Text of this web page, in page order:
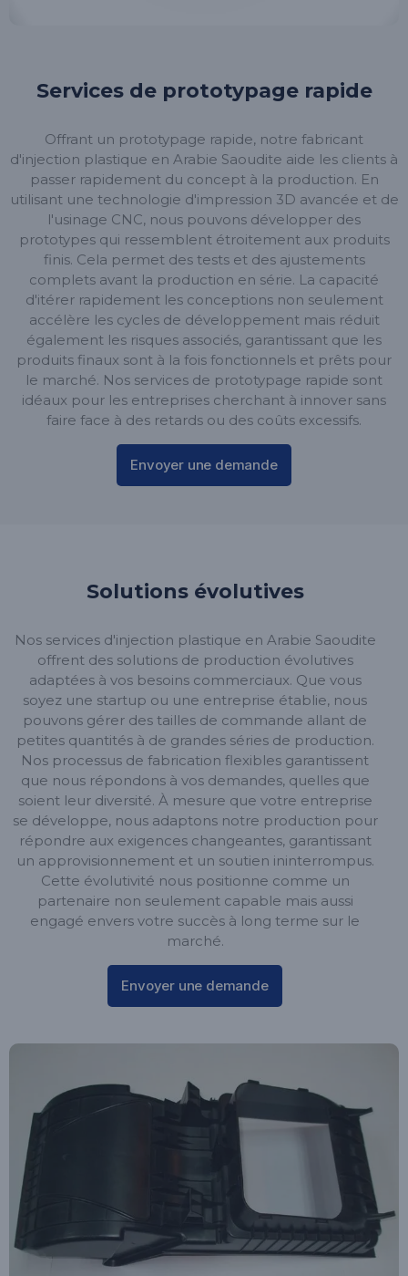
Services de prototypage rapide
Offrant un prototypage rapide, notre fabricant
d'injection plastique en Arabie Saoudite aide les clients à
passer rapidement du concept à la production. En
utilisant une technologie d'impression 3D avancée et de
l'usinage CNC, nous pouvons développer des
prototypes qui ressemblent étroitement aux produits
finis. Cela permet des tests et des ajustements
complets avant la production en série. La capacité
d'itérer rapidement les conceptions non seulement
accélère les cycles de développement mais réduit
également les risques associés, garantissant que les
produits finaux sont à la fois fonctionnels et prêts pour
le marché. Nos services de prototypage rapide sont
idéaux pour les entreprises cherchant à innover sans
faire face à des retards ou des coûts excessifs.
Envoyer une demande
Solutions évolutives
Nos services d'injection plastique en Arabie Saoudite
offrent des solutions de production évolutives
adaptées à vos besoins commerciaux. Que vous
soyez une startup ou une entreprise établie, nous
pouvons gérer des tailles de commande allant de
petites quantités à de grandes séries de production.
Nos processus de fabrication flexibles garantissent
que nous répondons à vos demandes, quelles que
soient leur diversité. À mesure que votre entreprise
se développe, nous adaptons notre production pour
répondre aux exigences changeantes, garantissant
un approvisionnement et un soutien ininterrompus.
Cette évolutivité nous positionne comme un
partenaire non seulement capable mais aussi
engagé envers votre succès à long terme sur le
marché.
Envoyer une demande